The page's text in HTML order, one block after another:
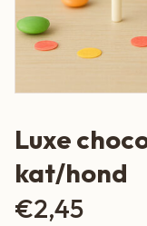
Luxe
kat/hond
€2,45